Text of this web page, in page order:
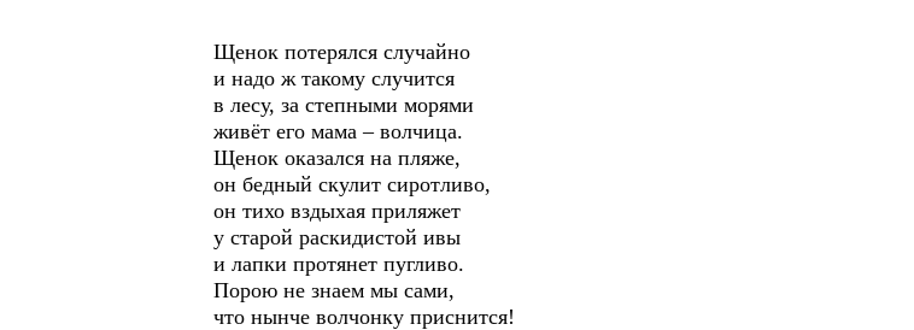
Щенок потерялся случайно
и надо ж такому случится
в лесу, за степными морями
живёт его мама – волчица.
Щенок оказался на пляже,
он бедный скулит сиротливо,
он тихо вздыхая приляжет
у старой раскидистой ивы
и лапки протянет пугливо.
Порою не знаем мы сами,
что нынче волчонку приснится!